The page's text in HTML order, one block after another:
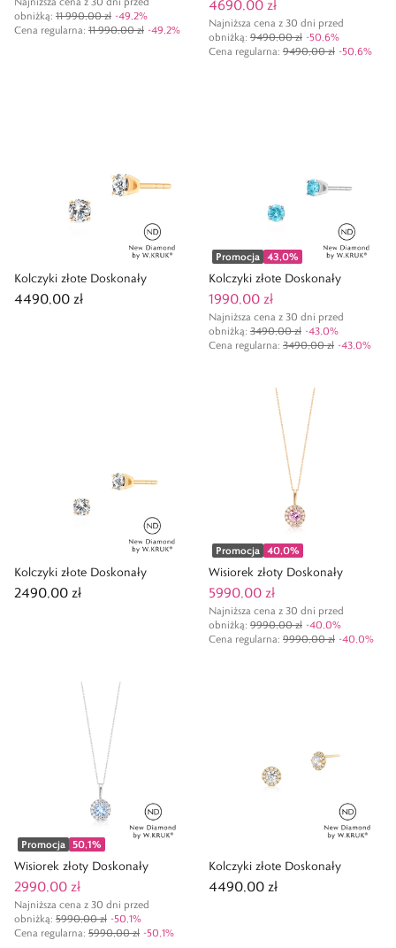
obniżką: 11 990,00 zł -49,2%
Cena regularna: 11 990,00 zł -49,2%
4690,00 zł
Najniższa cena z 30 dni przed
obniżką: 9490,00 zł -50,6%
Cena regularna: 9490,00 zł -50,6%
Kolczyki złote Doskonały
4490,00 zł
Promocja 43,0%
Kolczyki złote Doskonały
1990,00 zł
Najniższa cena z 30 dni przed
obniżką: 3490,00 zł -43,0%
Cena regularna: 3490,00 zł -43,0%
Kolczyki złote Doskonały
2490,00 zł
Promocja 40,0%
Wisiorek złoty Doskonały
5990,00 zł
Najniższa cena z 30 dni przed
obniżką: 9990,00 zł -40,0%
Cena regularna: 9990,00 zł -40,0%
Promocja 50,1%
Wisiorek złoty Doskonały
2990,00 zł
Najniższa cena z 30 dni przed
obniżką: 5990,00 zł -50,1%
Cena regularna: 5990,00 zł -50,1%
Kolczyki złote Doskonały
4490,00 zł